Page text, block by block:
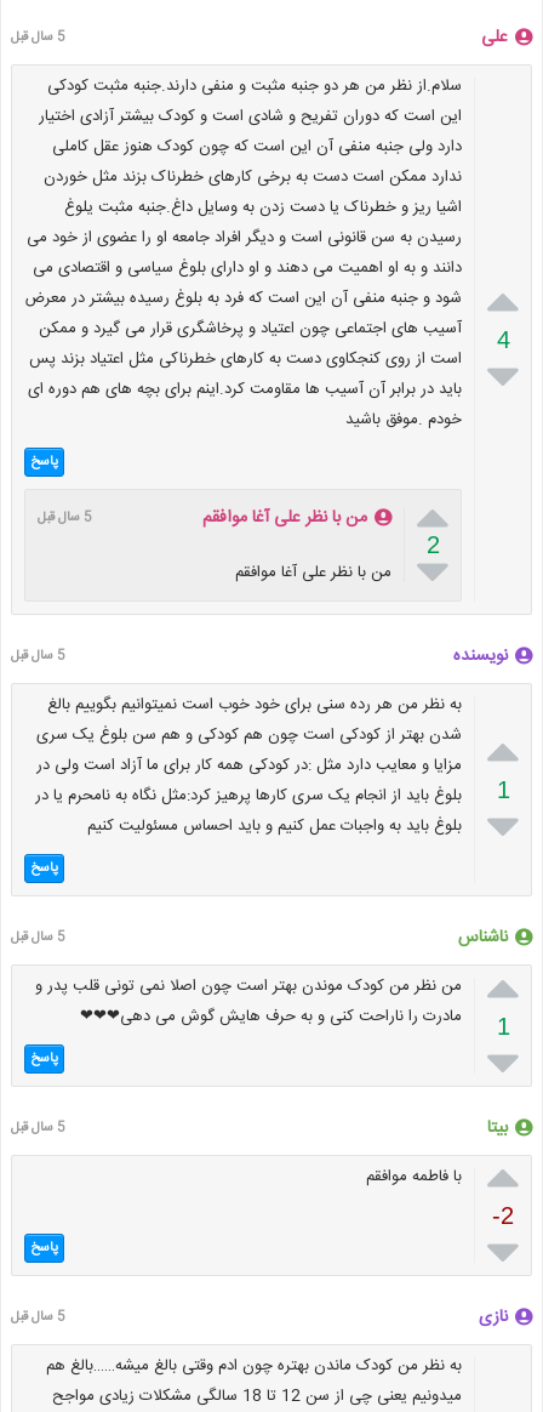
علی 5 سال قبل

4

سلام.از نظر من هر دو جنبه مثبت و منفی دارند.جنبه مثبت کودکی
این است که دوران تفریح و شادی است و کودک بیشتر آزادی اختیار
دارد ولی جنبه منفی آن این است که چون کودک هنوز عقل کاملی
ندارد ممکن است دست به برخی کارهای خطرناک بزند مثل خوردن
اشیا ریز و خطرناک یا دست زدن به وسایل داغ.جنبه مثبت یلوغ
رسیدن به سن قانونی است و دیگر افراد جامعه او را عضوی از خود می
دانند و به او اهمیت می دهند و او دارای بلوغ سیاسی و اقتصادی می
شود و جنبه منفی آن این است که فرد به بلوغ رسیده بیشتر در معرض
آسیب های اجتماعی چون اعتیاد و پرخاشگری قرار می گیرد و ممکن
است از روی کنجکاوی دست به کارهای خطرناکی مثل اعتیاد بزند پس
باید در برابر آن آسیب ها مقاومت کرد.اینم برای بچه های هم دوره ای
خودم .موفق باشید
پاسخ

2

من با نظر علی آغا موافقم 5 سال قبل
من با نظر علی آغا موافقم
نویسنده 5 سال قبل

1

به نظر من هر رده سنی برای خود خوب است نمیتوانیم بگوییم بالغ
شدن بهتر از کودکی است چون هم کودکی و هم سن بلوغ یک سری
مزایا و معایب دارد مثل :در کودکی همه کار برای ما آزاد است ولی در
بلوغ باید از انجام یک سری کارها پرهیز کرد:مثل نگاه به نامحرم یا در
بلوغ باید به واجبات عمل کنیم و باید احساس مسئولیت کنیم
پاسخ
ناشناس 5 سال قبل

1

من نظر من کودک موندن بهتر است چون اصلا نمی تونی قلب پدر و
مادرت را ناراحت کنی و به حرف هایش گوش می دهی❤❤❤
پاسخ
بیتا 5 سال قبل

-2

با فاطمه موافقم
پاسخ
نازی 5 سال قبل
به نظر من کودک ماندن بهتره چون ادم وقتی بالغ میشه……بالغ هم
میدونیم یعنی چی از سن 12 تا 18 سالگی مشکلات زیادی مواجح